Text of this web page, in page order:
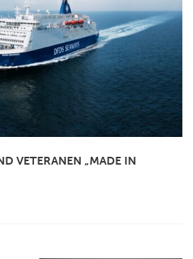
VETERANEN „MADE IN